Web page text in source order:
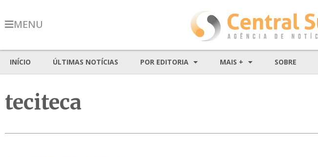
MENU
INÍCIO ÚLTIMAS NOTÍCIAS POR EDITORIA MAIS + SOBRE
teciteca